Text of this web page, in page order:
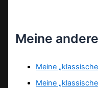
Meine
Meine
Meine